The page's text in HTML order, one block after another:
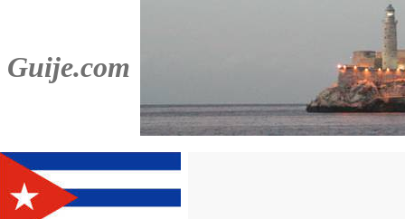
Guije.com